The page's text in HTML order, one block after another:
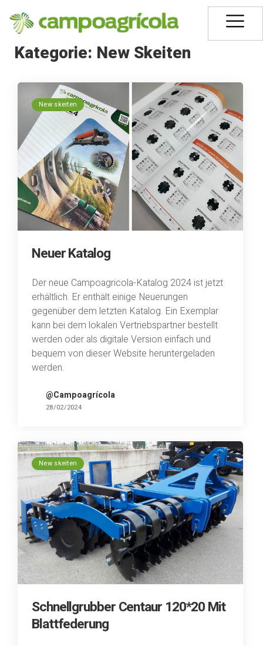
Kategorie: New Skeiten
New skeiten
Neuer Katalog
Der neue Campoagricola-Katalog 2024 ist jetzt
erhältlich. Er enthält einige Neuerungen
gegenüber dem letzten Katalog. Ein Exemplar
kann bei dem lokalen Vertriebspartner bestellt
werden oder als digitale Version einfach und
bequem von dieser Website heruntergeladen
werden.
@Campoagrícola
28/02/2024
New skeiten
Schnellgrubber Centaur 120*20 Mit
Blattfederung